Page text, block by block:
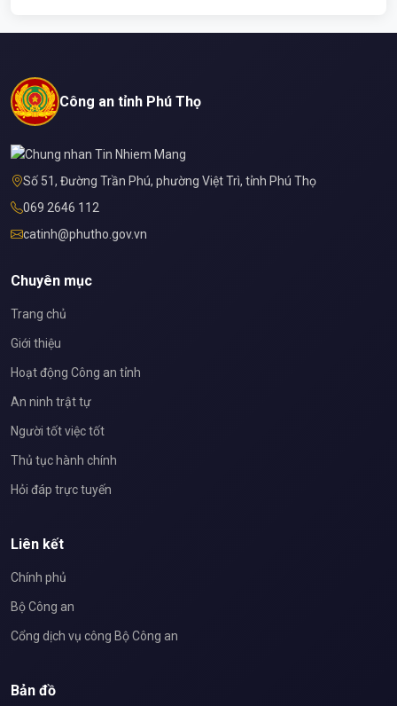
Công an tỉnh Phú Thọ
Số 51, Đường Trần Phú, phường Việt Trì, tỉnh Phú Thọ
069 2646 112
catinh@phutho.gov.vn
Chuyên mục
Trang chủ
Giới thiệu
Hoạt động Công an tỉnh
An ninh trật tự
Người tốt việc tốt
Thủ tục hành chính
Hỏi đáp trực tuyến
Liên kết
Chính phủ
Bộ Công an
Cổng dịch vụ công Bộ Công an
Bản đồ